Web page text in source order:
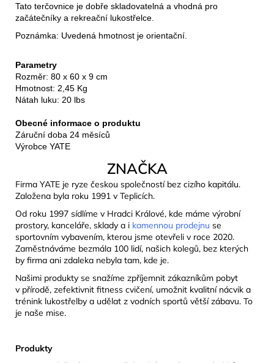
Tato terčovnice je dobře skladovatelná a vhodná pro
začátečníky a rekreační lukostřelce.
Poznámka: Uvedená hmotnost je orientační.
Parametry
Rozměr: 80 x 60 x 9 cm
Hmotnost: 2,45 Kg
Nátah luku: 20 lbs
Obecné informace o produktu
Záruční doba 24 měsíců
Výrobce YATE
ZNAČKA
Firma YATE je ryze českou společností bez cizího kapitálu.
Založena byla roku 1991 v Teplicích.
Od roku 1997 sídlíme v Hradci Králové, kde máme výrobní
prostory, kanceláře, sklady a i kamennou prodejnu se
sportovním vybavením, kterou jsme otevřeli v roce 2020.
Zaměstnáváme bezmála 100 lidí, našich kolegů, bez kterých
by firma ani zdaleka nebyla tam, kde je.
Našimi produkty se snažíme zpříjemnit zákazníkům pobyt
v přírodě, zefektivnit fitness cvičení, umožnit kvalitní nácvik a
trénink lukostřelby a udělat z vodních sportů větší zábavu. To
je naše mise.
Produkty
1
603
Kč
Původně:
290
Kč